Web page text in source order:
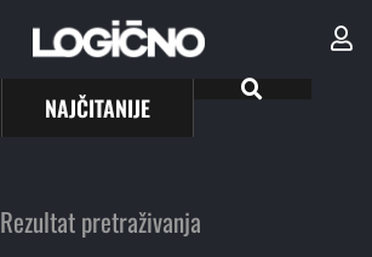
NAJČITANIJE
Rezultat pretraživanja